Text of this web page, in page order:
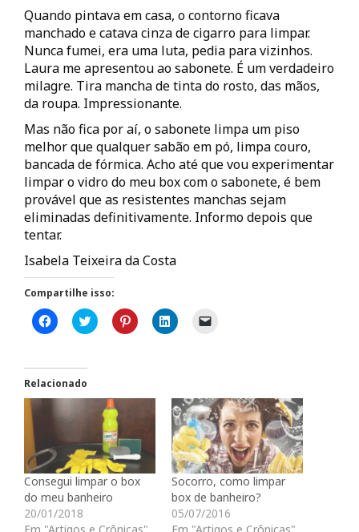
Quando pintava em casa, o contorno ficava
manchado e catava cinza de cigarro para limpar.
Nunca fumei, era uma luta, pedia para vizinhos.
Laura me apresentou ao sabonete. É um verdadeiro
milagre. Tira mancha de tinta do rosto, das mãos,
da roupa. Impressionante.
Mas não fica por aí, o sabonete limpa um piso
melhor que qualquer sabão em pó, limpa couro,
bancada de fórmica. Acho até que vou experimentar
limpar o vidro do meu box com o sabonete, é bem
provável que as resistentes manchas sejam
eliminadas definitivamente. Informo depois que
tentar.
Isabela Teixeira da Costa
Compartilhe isso:
C
l
e
p
a
r
a
p
a
r
t
i
l
h
a
C
l
r
m
p
a
r
t
i
a
C
l
r
m
p
a
r
t
a
C
l
r
a
c
o
m
p
a
r
t
i
l
h
a
r
a
e
n
v
i
a
r
u
m
l
i
n
Relacionado
Consegui limpar o box
do meu banheiro
20/01/2018
Socorro, como limpar
box de banheiro?
05/07/2016